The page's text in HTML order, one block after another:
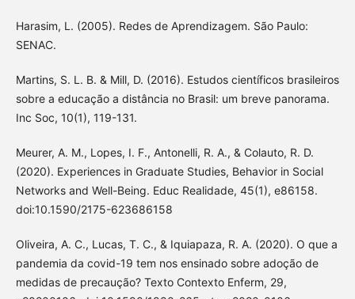
Harasim, L. (2005). Redes de Aprendizagem. São Paulo:
SENAC.
Martins, S. L. B. & Mill, D. (2016). Estudos científicos brasileiros
sobre a educação a distância no Brasil: um breve panorama.
Inc Soc, 10(1), 119-131.
Meurer, A. M., Lopes, I. F., Antonelli, R. A., & Colauto, R. D.
(2020). Experiences in Graduate Studies, Behavior in Social
Networks and Well-Being. Educ Realidade, 45(1), e86158.
doi:10.1590/2175-623686158
Oliveira, A. C., Lucas, T. C., & Iquiapaza, R. A. (2020). O que a
pandemia da covid-19 tem nos ensinado sobre adoção de
medidas de precaução? Texto Contexto Enferm, 29,